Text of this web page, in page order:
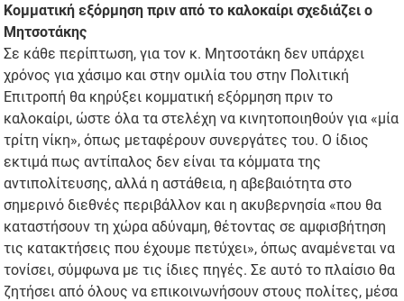
Κομματική εξόρμηση πριν από το καλοκαίρι σχεδιάζει ο
Μητσοτάκης
Σε κάθε περίπτωση, για τον κ. Μητσοτάκη δεν υπάρχει
χρόνος για χάσιμο και στην ομιλία του στην Πολιτική
Επιτροπή θα κηρύξει κομματική εξόρμηση πριν το
καλοκαίρι, ώστε όλα τα στελέχη να κινητοποιηθούν για «μία
τρίτη νίκη», όπως μεταφέρουν συνεργάτες του. Ο ίδιος
εκτιμά πως αντίπαλος δεν είναι τα κόμματα της
αντιπολίτευσης, αλλά η αστάθεια, η αβεβαιότητα στο
σημερινό διεθνές περιβάλλον και η ακυβερνησία «που θα
καταστήσουν τη χώρα αδύναμη, θέτοντας σε αμφισβήτηση
τις κατακτήσεις που έχουμε πετύχει», όπως αναμένεται να
τονίσει, σύμφωνα με τις ίδιες πηγές. Σε αυτό το πλαίσιο θα
ζητήσει από όλους να επικοινωνήσουν στους πολίτες, μέσα